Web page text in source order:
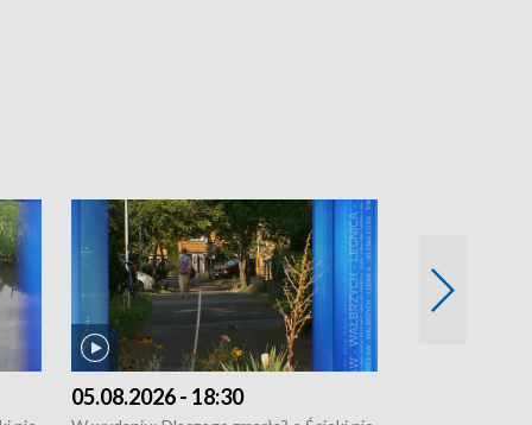
05.08.2026 - 18:30